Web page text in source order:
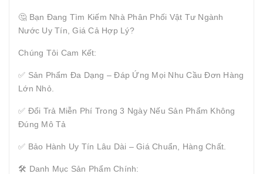
🤔 Bạn Đang Tìm Kiếm Nhà Phân Phối Vật Tư Ngành
Nước Uy Tín, Giá Cả Hợp Lý?
Chúng Tôi Cam Kết:
✅ Sản Phẩm Đa Dạng – Đáp Ứng Mọi Nhu Cầu Đơn Hàng
Lớn Nhỏ.
✅ Đổi Trả Miễn Phí Trong 3 Ngày Nếu Sản Phẩm Không
Đúng Mô Tả
✅ Bảo Hành Uy Tín Lâu Dài – Giá Chuẩn, Hàng Chất.
🛠 Danh Mục Sản Phẩm Chính: